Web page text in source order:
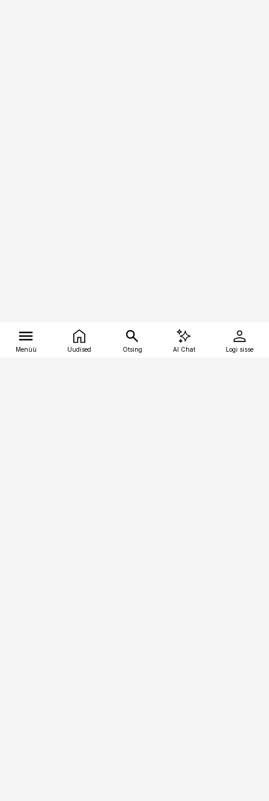
Menüü Uudised Otsing AI Chat Logi sisse